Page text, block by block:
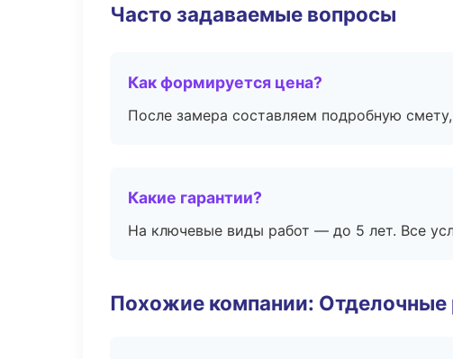
Часто задаваемые вопросы
Как формируется цена?
После замера составляем подробную
Какие гарантии?
На ключевые виды работ — до 5 лет. Все
Похожие компании: Отделочные